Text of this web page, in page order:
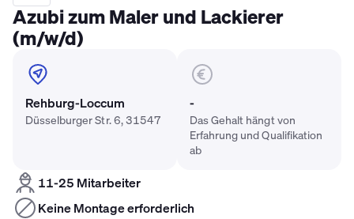
Azubi zum Maler und Lackierer
(m/w/d)
Rehburg-Loccum
Düsselburger Str. 6, 31547
-
Das Gehalt hängt von
Erfahrung und Qualifikation
ab
11-25 Mitarbeiter
Keine Montage erforderlich